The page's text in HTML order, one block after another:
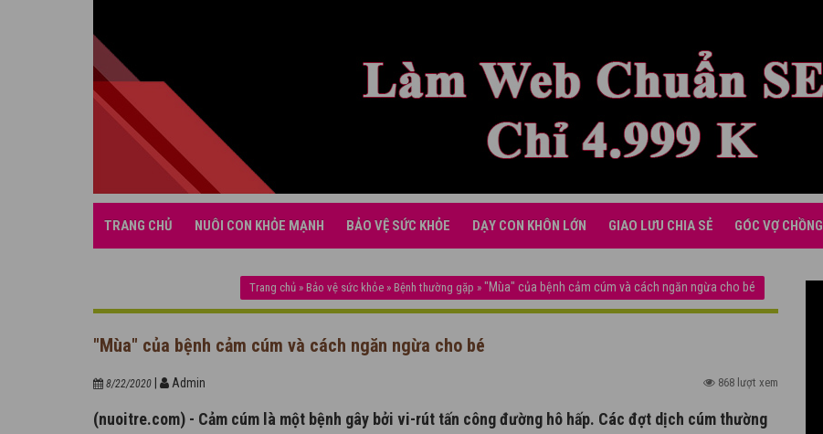
TRANG CHỦ NUÔI CON KHỎE MẠNH BẢO VỆ SỨC KHỎE DẠY CON KHÔN LỚN GIAO LƯU CHIA SẺ GÓC VỢ CHỒNG
Trang chủ » Bảo vệ sức khỏe » Bệnh thường gặp » "Mùa" của bệnh cảm cúm và cách ngăn ngừa cho bé
"Mùa" của bệnh cảm cúm và cách ngăn ngừa cho bé
8/22/2020 Admin 868 lượt xem
(nuoitre.com) - Cảm cúm là một bệnh gây bởi vi-rút tấn công đường hô hấp. Các đợt dịch cúm thường